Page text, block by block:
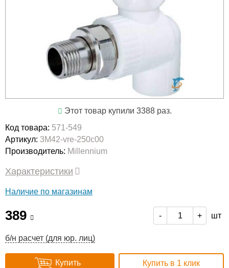
Этот товар купили 3388 раз.
Код товара: 571-549
Артикул: 3M42-vre-250c00
Производитель: Millennium
Характеристики
Наличие по магазинам
389 - + шт
б/н расчет (для юр. лиц)
Купить Купить в 1 клик